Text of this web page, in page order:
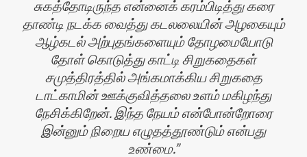
சுகத்தோடிருந்த என்னைக் கரம்பிடித்து கரை
தாண்டி நடக்க வைத்து கடலலையின் அழகையும்
ஆழ்கடல் அற்புதங்களையும் தோழமையோடு
தோள் கொடுத்து காட்டி சிறுகதைகள்
சமுத்திரத்தில் அங்கமாக்கிய சிறுகதை
டாட்காமின் ஊக்குவித்தலை உளம் மகிழந்து
நேசிக்கிறேன். இந்த நேயம் என்போன்றோரை
இன்னும் நிறைய எழுதத்தூண்டும் என்பது
உண்மை.